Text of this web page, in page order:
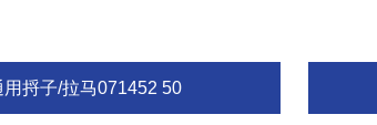
捋子/拉马071452 50